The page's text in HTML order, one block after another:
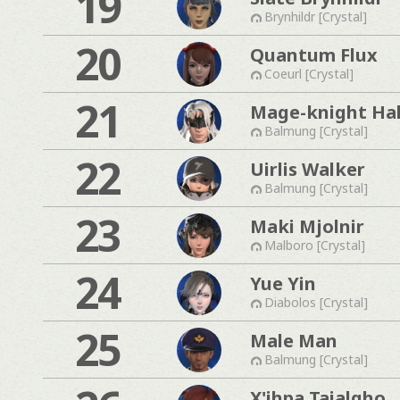
Brynhildr [Crystal]
20 Quantum Flux
Coeurl [Crystal]
21 Mage-knight
Balmung [Crystal]
22 Uirlis Walker
Balmung [Crystal]
23 Maki Mjolnir
Malboro [Crystal]
24 Yue Yin
Diabolos [Crystal]
25 Male Man
Balmung [Crystal]